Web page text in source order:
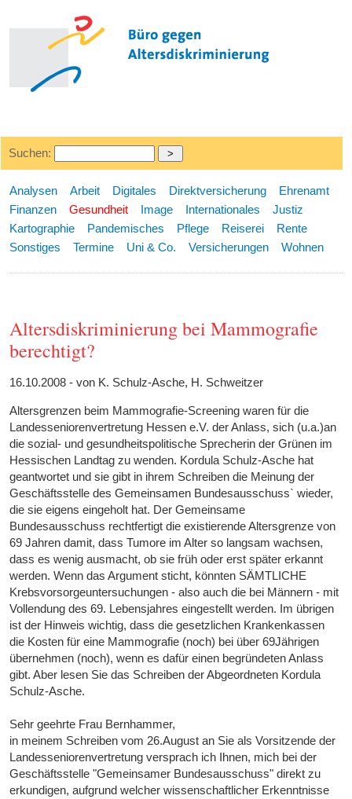
Suchen:
Analysen Arbeit Digitales Direktversicherung
Ehrenamt
Finanzen
Gesundheit Image Internationales
Justiz
Kartographie
Pandemisches Pflege Reiserei
Rente
Sonstiges
Termine Uni & Co. Versicherungen Wohnen
Altersdiskriminierung bei Mammografie
berechtigt?
16.10.2008 - von K. Schulz-Asche, H. Schweitzer
Altersgrenzen beim Mammografie-Screening waren für die
Landesseniorenvertretung Hessen e.V. der Anlass, sich (u.a.)an
die sozial- und gesundheitspolitische Sprecherin der Grünen im
Hessischen Landtag zu wenden. Kordula Schulz-Asche hat
geantwortet und sie gibt in ihrem Schreiben die Meinung der
Geschäftsstelle des Gemeinsamen Bundesausschuss` wieder,
die sie eigens eingeholt hat. Der Gemeinsame
Bundesausschuss rechtfertigt die existierende Altersgrenze von
69 Jahren damit, dass Tumore im Alter so langsam wachsen,
dass es wenig ausmacht, ob sie früh oder erst später erkannt
werden. Wenn das Argument sticht, könnten SÄMTLICHE
Krebsvorsorgeuntersuchungen - also auch die bei Männern - mit
Vollendung des 69. Lebensjahres eingestellt werden. Im übrigen
ist der Hinweis wichtig, dass die gesetzlichen Krankenkassen
die Kosten für eine Mammografie (noch) bei über 69Jährigen
übernehmen (noch), wenn es dafür einen begründeten Anlass
gibt. Aber lesen Sie das Schreiben der Abgeordneten Kordula
Schulz-Asche.
Sehr geehrte Frau Bernhammer,
in meinem Schreiben vom 26.August an Sie als Vorsitzende der
Landesseniorenvertretung versprach ich Ihnen, mich bei der
Geschäftsstelle "Gemeinsamer Bundesausschuss" direkt zu
erkundigen, aufgrund welcher wissenschaftlicher Erkenntnisse